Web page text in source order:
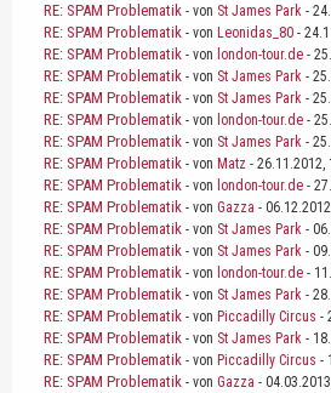
RE: SPAM Problematik - von St James Park -
RE: SPAM Problematik - von Leonidas_80 -
RE: SPAM Problematik - von london-tour.de -
RE: SPAM Problematik - von St James Park -
RE: SPAM Problematik - von St James Park -
RE: SPAM Problematik - von london-tour.de -
RE: SPAM Problematik - von St James Park -
RE: SPAM Problematik - von Matz - 26.11.2012,
RE: SPAM Problematik - von london-tour.de -
RE: SPAM Problematik - von Gazza -
RE: SPAM Problematik - von St James Park -
RE: SPAM Problematik - von St James Park -
RE: SPAM Problematik - von london-tour.de -
RE: SPAM Problematik - von St James Park -
RE: SPAM Problematik - von Piccadilly Circus -
RE: SPAM Problematik - von St James Park -
RE: SPAM Problematik - von Piccadilly Circus -
RE: SPAM Problematik - von Gazza -